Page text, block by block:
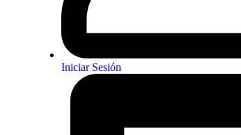
Iniciar Sesión